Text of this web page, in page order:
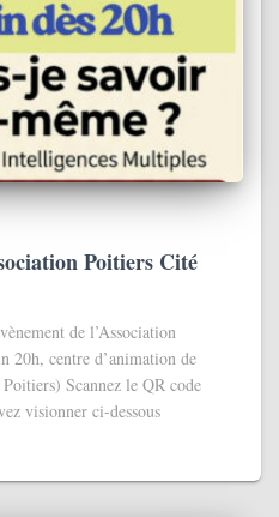
Poitiers Cité
de l’Association
20h, centre d’animation de
Scannez le QR code
visionner ci-dessous